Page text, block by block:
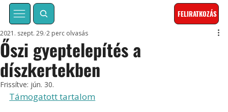
FELIRATKOZÁS
Őszi gyeptelepítés a
díszkertekben
2021. szept. 29. 2 perc olvasás
Frissítve: jún. 30.
Támogatott tartalom